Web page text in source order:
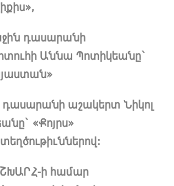
դասարանի
Աննա Պոտիկեանը`
դասարանի աշակերտ Նիկոլ
«Քոյրս»
ի համար